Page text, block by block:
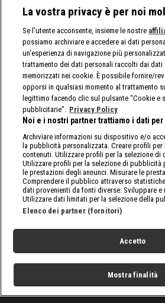
La vostra privacy è per noi
Se l'utente acconsente, insieme le nostre
possiamo archiviare e accedere ai dati
un'esperienza di navigazione più
trattamento dei dati personali raccolti dai dati
memorizzati nei cookie. È possibile fornire/
opporsi in qualsiasi momento al trattamento
legittimo facendo clic sul pulsante “Cookie e
pubblicitarie”. Privacy Policy
Noi e i nostri partner trattiamo i dati
Archiviare informazioni su dispositivo e/o
la pubblicità personalizzata. Creare profili
contenuti. Utilizzare profili per la selezione di
Utilizzare profili per la selezione di pubblicità
le prestazioni degli annunci. Misurare le
Comprendere il pubblico attraverso
dati provenienti da fonti diverse. Sviluppare e
Utilizzare dati limitati per la selezione della
Elenco dei partner (fornitori)
Accetto
Mostra finalità